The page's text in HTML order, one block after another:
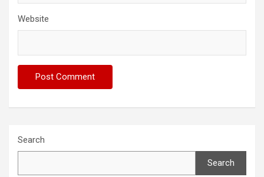
Website
Search
Search